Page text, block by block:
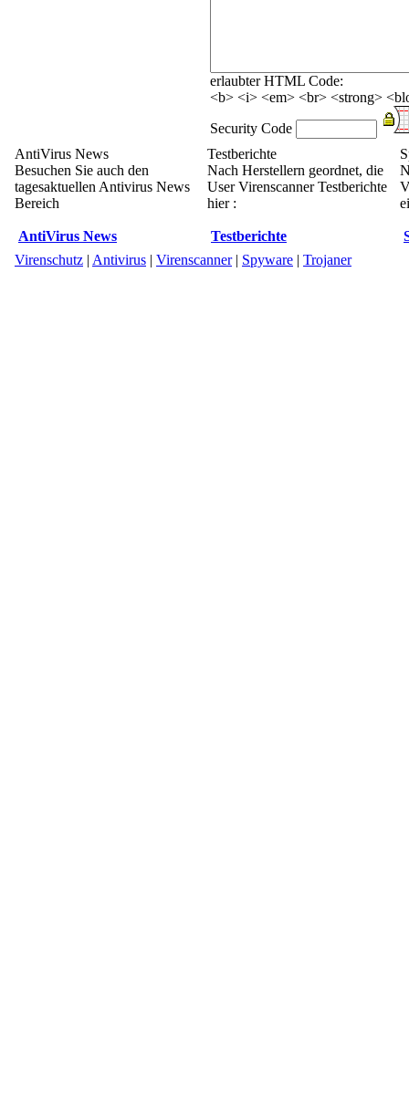
erlaubter HTML Code:
<b> <i> <em> <br> <strong>
Security Code
AntiVirus News
Besuchen Sie auch den
tagesaktuellen Antivirus News
Bereich
AntiVirus News
Testberichte
Nach Herstellern geordnet, die
User Virenscanner Testberichte
hier :
Testberichte
Virenschutz | Antivirus | Virenscanner| Spyware | Trojaner